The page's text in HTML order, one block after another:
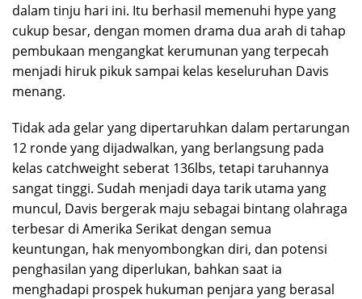
dalam tinju hari ini. Itu berhasil memenuhi hype yang
cukup besar, dengan momen drama dua arah di tahap
pembukaan mengangkat kerumunan yang terpecah
menjadi hiruk pikuk sampai kelas keseluruhan Davis
menang.
Tidak ada gelar yang dipertaruhkan dalam pertarungan
12 ronde yang dijadwalkan, yang berlangsung pada
kelas catchweight seberat 136lbs, tetapi taruhannya
sangat tinggi. Sudah menjadi daya tarik utama yang
muncul, Davis bergerak maju sebagai bintang olahraga
terbesar di Amerika Serikat dengan semua
keuntungan, hak menyombongkan diri, dan potensi
penghasilan yang diperlukan, bahkan saat ia
menghadapi prospek hukuman penjara yang berasal